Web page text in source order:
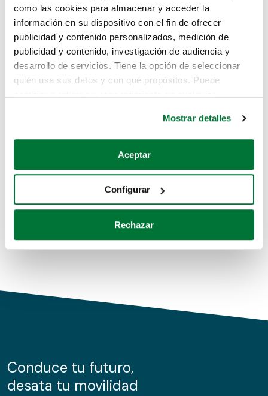
como las cookies para almacenar y acceder la
información en su dispositivo con el fin de ofrecer
publicidad y contenido personalizados, medición de
publicidad y contenido, investigación de audiencia y
desarrollo de servicios. Tiene la opción de seleccionar
quién usa sus datos y con qué propósitos. Puede
Si lo permite, también quisiéramos:
Recopilar información sobre su ubicación geográfica
Identificar su dispositivo analizándolo activamente
para buscar características específicas (huellas
Obtenga más información sobre cómo se procesan sus
de cookies.
información sobre el uso que haga del sitio web con
nuestros partners de redes sociales, publicidad y análisis
Mostrar detalles
Aceptar
Configurar
Rechazar
Lo sentimos, no sabemos como
te hemos traido hasta aquí.
Pero puedes encontrar el coche que estás
buscando en alguno de estos enlaces:
Coches de segunda mano
Coches de km0
Conduce tu futuro,
desata tu movilidad